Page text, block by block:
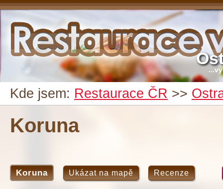
Kde jsem: Restaurace ČR >>
Koruna
Koruna Ukázat na mapě Recenze